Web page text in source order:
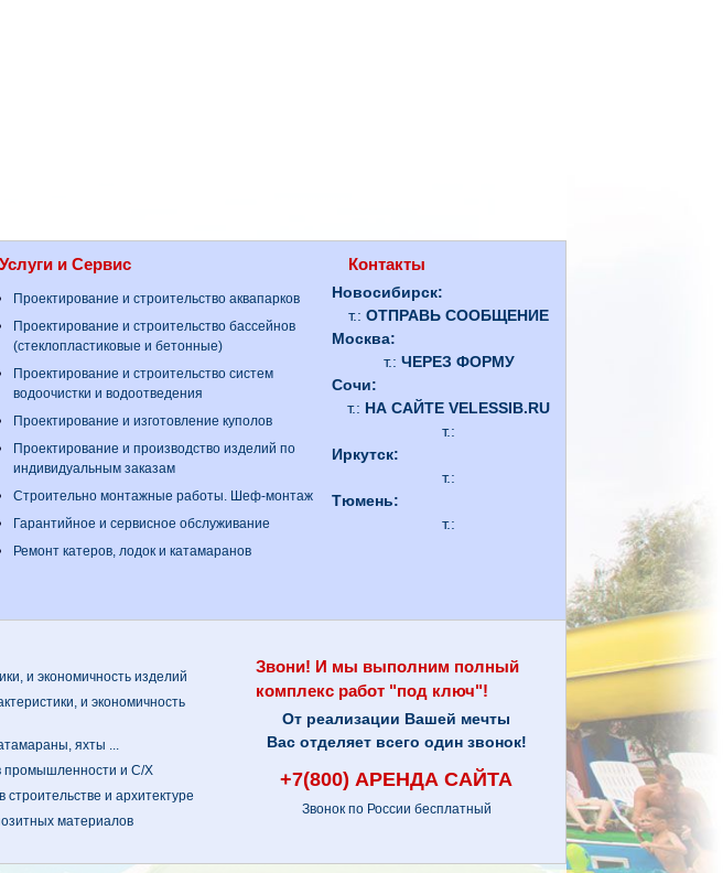
Услуги и Сервис
Проектирование и строительство аквапарков
Проектирование и строительство бассейнов
(стеклопластиковые и бетонные)
Проектирование и строительство систем
водоочистки и водоотведения
Проектирование и изготовление куполов
Проектирование и производство изделий по
индивидуальным заказам
Строительно монтажные работы. Шеф-монтаж
Гарантийное и сервисное обслуживание
Ремонт катеров, лодок и катамаранов
Контакты
Новосибирск:
т.:ОТПРАВЬ СООБЩЕНИЕ
Москва:
т.: ЧЕРЕЗ ФОРМУ
Сочи:
т.: НА САЙТЕ VELESSIB.RU
т.:
Иркутск:
т.:
Тюмень:
т.:
и экономичность изделий
и экономичность
яхты ...
промышленности и С/Х
строительстве и архитектуре
материалов
Звони! И мы выполним полный
комплекс работ "под ключ"!
От реализации Вашей мечты
Вас отделяет всего один звонок!
+7(800) АРЕНДА САЙТА
Звонок по России бесплатный